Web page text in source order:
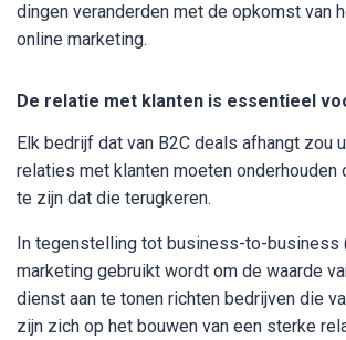
dingen veranderden met de opkomst van
online marketing.
De relatie met klanten is essentieel
Elk bedrijf dat van B2C deals afhangt zou
relaties met klanten moeten onderhouden
te zijn dat die terugkeren.
In tegenstelling tot business-to-business
marketing gebruikt wordt om de waarde
dienst aan te tonen richten bedrijven die
zijn zich op het bouwen van een sterke